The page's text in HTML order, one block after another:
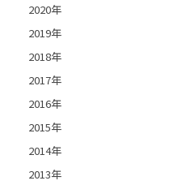
2020年
2019年
2018年
2017年
2016年
2015年
2014年
2013年